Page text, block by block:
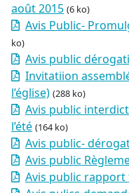
août 2015 (6 ko)
Avis Public-
ko)
Avis public
Invitatiion
l’église) (288 ko)
Avis public
l’été (164 ko)
Avis public-
Avis public
Avis public rapport